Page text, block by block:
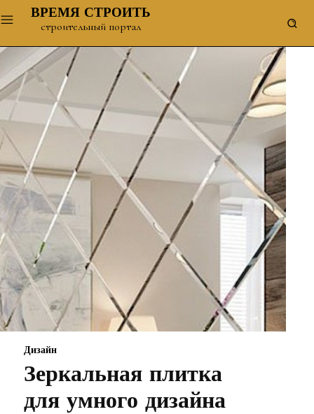
ВРЕМЯ СТРОИТЬ
строительный портал
Дизайн
Зеркальная плитка
для умного дизайна